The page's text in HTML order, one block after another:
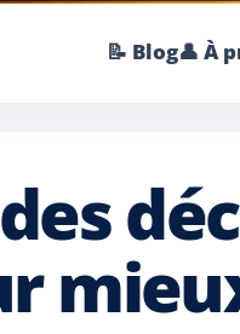
📝 Blog👤 À